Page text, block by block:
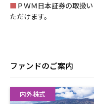
■ ＰＷＭ日本証券の取扱
ただけます。
ファンドのご案内
内外株式